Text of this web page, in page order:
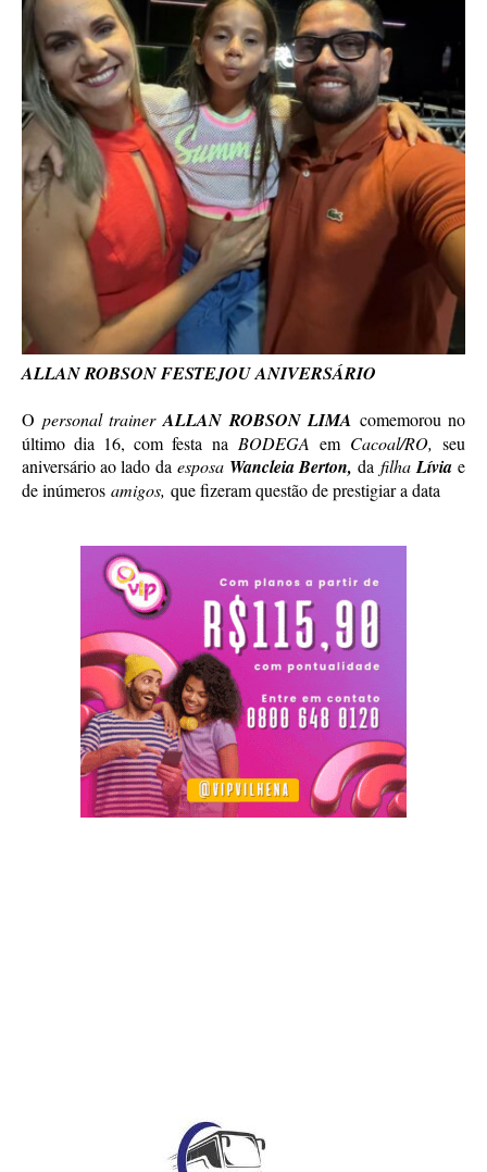
ALLAN ROBSON FESTEJOU ANIVERSÁRIO
Opersonal trainerALLAN ROBSON LIMA comemorou no
último dia 16, com festa na BODEGA em Cacoal/RO,seu
aniversário ao lado da esposa Wancleia Berton,da filha Líviae
de inúmeros amigos, que fizeram questão de prestigiar a data